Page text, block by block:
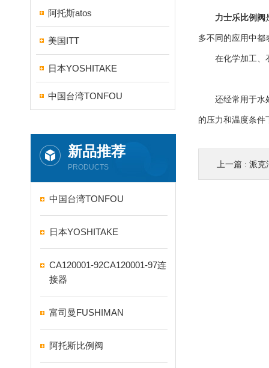
阿托斯atos
美国ITT
日本YOSHITAKE
中国台湾TONFOU
新品推荐
PRODUCTS
中国台湾TONFOU
日本YOSHITAKE
CA120001-92CA120001-97连
接器
富司曼FUSHIMAN
阿托斯比例阀
力士乐比例阀
多不同的应用中都
在化学加工、石
还经常用于水处
的压力和温度条件
上一篇 : 派克